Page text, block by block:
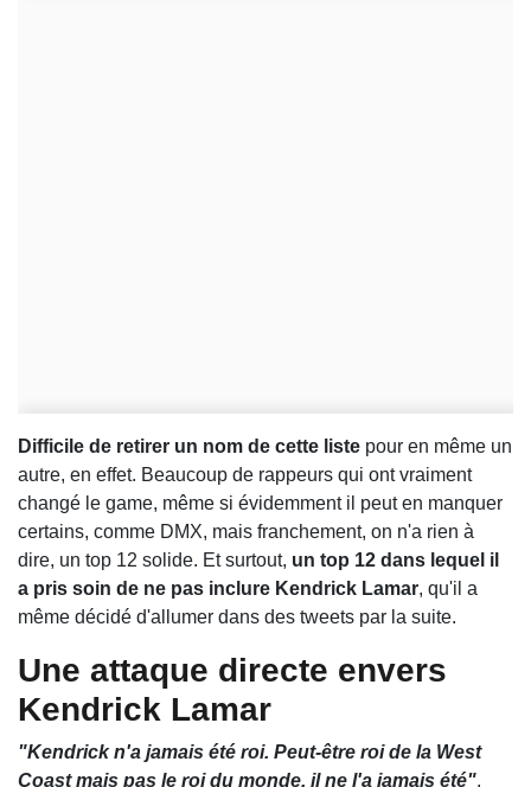
Difficile de retirer un nom de cette liste pour en même un
autre, en effet. Beaucoup de rappeurs qui ont vraiment
changé le game, même si évidemment il peut en manquer
certains, comme DMX, mais franchement, on n'a rien à
dire, un top 12 solide. Et surtout, un top 12 dans lequel il
a pris soin de ne pas inclure Kendrick Lamar, qu'il a
même décidé d'allumer dans des tweets par la suite.
Une attaque directe envers
Kendrick Lamar
"Kendrick n'a jamais été roi. Peut-être roi de la West
Coast mais pas le roi du monde, il ne l'a jamais été",